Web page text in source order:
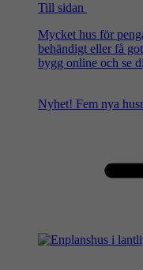
Till sidan
Mycket hus för
behändigt eller få
bygg online och se
Nyhet! Fem nya